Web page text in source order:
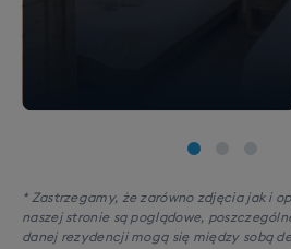
* Zastrzegamy, że zarówno zdjęcia jak i
naszej stronie są poglądowe,
danej rezydencji mogą się między sobą